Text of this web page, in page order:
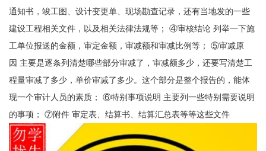
通知书，竣工图、设计变更单、现场勘查记录，还有当地发的一些
建设工程相关文件，以及相关法律法规等； ④审核结论 列举一下施
工单位报送的金额，审定金额，审减额和审减比例等； ⑤审减原
因 主要是逐条列清楚哪些部分审减了，审减额多少，还要写清楚工
程量审减了多少，单价审减了多少。这个部分是整个报告的，能体
现一个审计人员的素质； ⑥特别事项说明 主要列一些特别需要说明
的事项； ⑦附件 审定表、结算书、结算汇总表等等这些文件